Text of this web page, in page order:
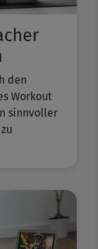
den
Workout
sinnvoller